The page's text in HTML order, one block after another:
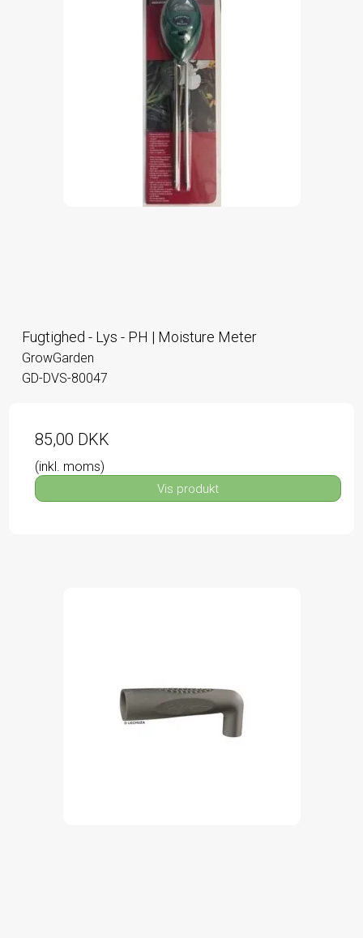
Fugtighed - Lys - PH | Moisture Meter
GrowGarden
GD-DVS-80047
85,00 DKK
(inkl. moms)
Vis produkt